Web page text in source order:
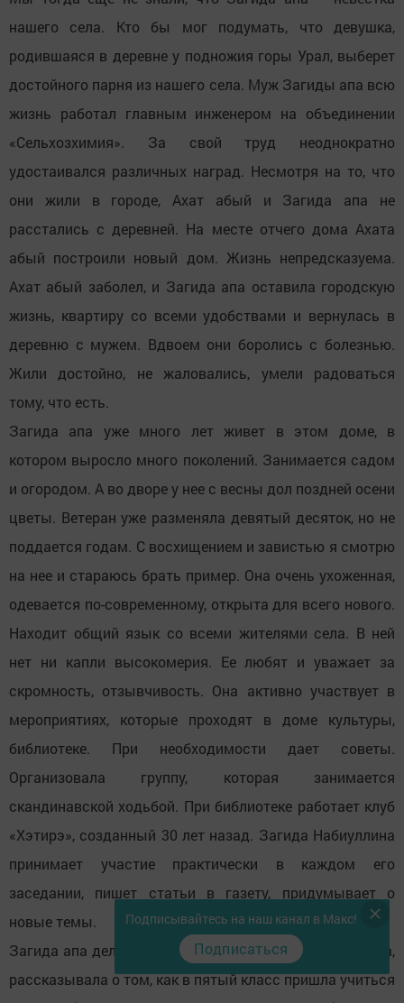
нашего села. Кто бы мог подумать, что девушка,
родившаяся в деревне у подножия горы Урал, выберет
достойного парня из нашего села. Муж Загиды апа всю
жизнь работал главным инженером на объединении
«Сельхозхимия». За свой труд неоднократно
удостаивался различных наград. Несмотря на то, что
они жили в городе, Ахат абый и Загида апа не
расстались с деревней. На месте отчего дома Ахата
абый построили новый дом. Жизнь непредсказуема.
Ахат абый заболел, и Загида апа оставила городскую
жизнь, квартиру со всеми удобствами и вернулась в
деревню с мужем. Вдвоем они боролись с болезнью.
Жили достойно, не жаловались, умели радоваться
тому, что есть.
Загида апа уже много лет живет в этом доме, в
котором выросло много поколений. Занимается садом
и огородом. А во дворе у нее с весны дол поздней осени
цветы. Ветеран уже разменяла девятый десяток, но не
поддается годам. С восхищением и завистью я смотрю
на нее и стараюсь брать пример. Она очень ухоженная,
одевается по-современному, открыта для всего нового.
Находит общий язык со всеми жителями села. В ней
нет ни капли высокомерия. Ее любят и уважает за
скромность, отзывчивость. Она активно участвует в
мероприятиях, которые проходят в доме культуры,
библиотеке. При необходимости дает советы.
Организовала группу, которая занимается
скандинавской ходьбой. При библиотеке работает клуб
«Хэтирэ», созданный 30 лет назад. Загида Набиуллина
принимает участие практически в каждом его
заседании, пишет статьи в газету, придумывает о
новые темы.
Загида апа делилась с нами воспоминаниями детства,
рассказывала о том, как в пятый класс пришла учиться
Подписывайтесь на наш канал в Макс!
Подписаться